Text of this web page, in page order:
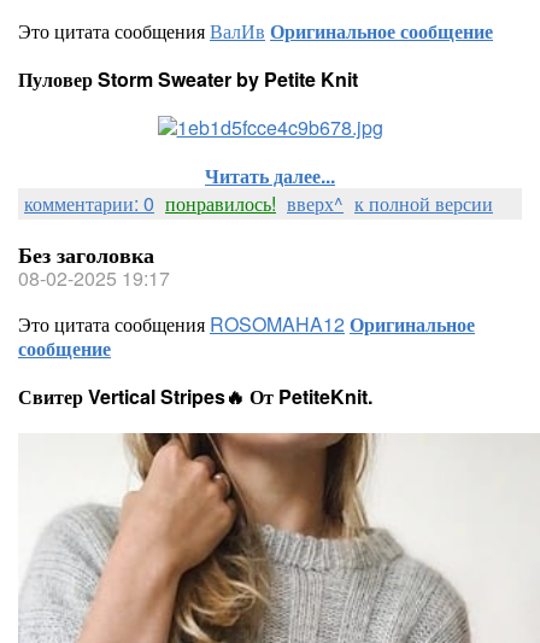
Это цитата сообщенияВалИв Оригинальное сообщение
Пуловер Storm Sweater by Petite Knit
Читать далее...
комментарии: 0 понравилось! вверх^ к полной версии
Без заголовка
08-02-2025 19:17
Это цитата сообщения ROSOMAHA12Оригинальное
сообщение
Свитер Vertical Stripes🔥 От PetiteKnit.